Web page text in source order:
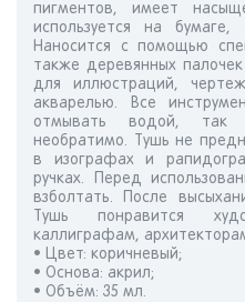
пигментов, имеет
используется на
Наносится с помощью
также деревянных
для иллюстраций,
акварелью. Все
отмывать водой, так
необратимо. Тушь не
в изографах и
ручках. Перед
взболтать. После
Тушь понравится
каллиграфам,
• Цвет: коричневый;
• Основа: акрил;
• Объём: 35 мл.